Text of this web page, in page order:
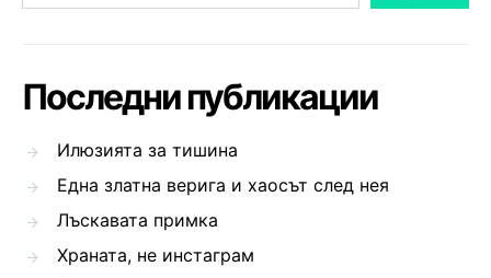
Последни публикации
Илюзията за тишина
Една златна верига и хаосът след нея
Лъскавата примка
Храната, не инстаграм